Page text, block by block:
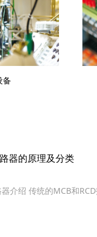
备
器的原理及分类
介绍 传统的MCB和